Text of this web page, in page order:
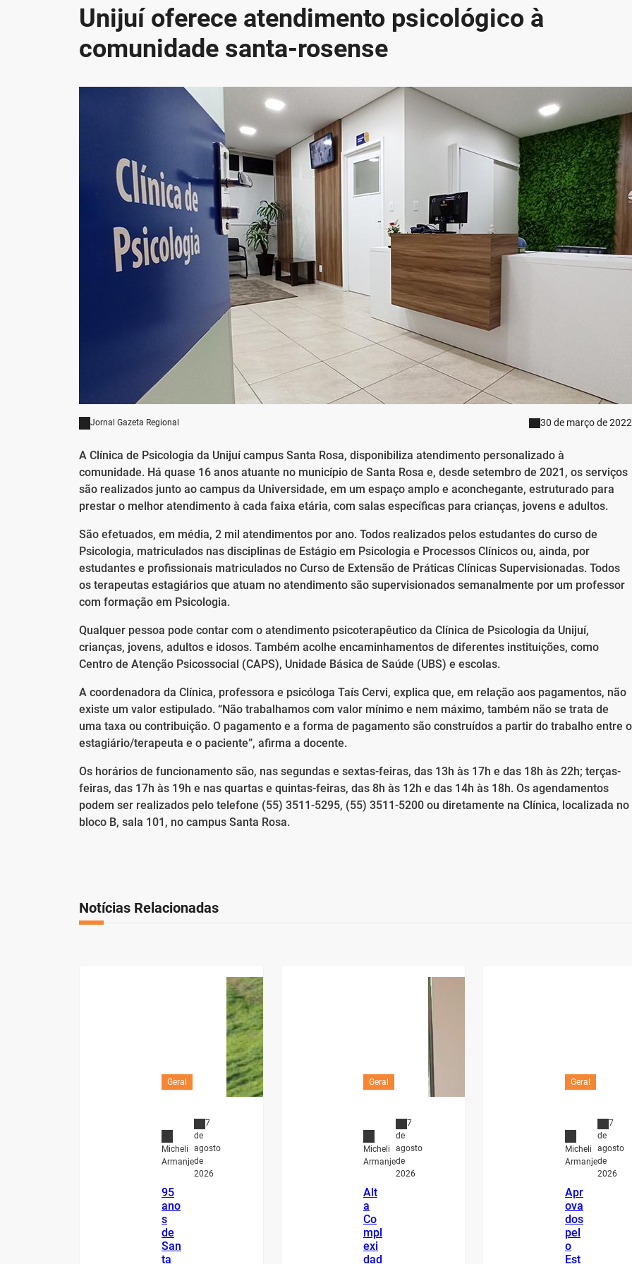
Unijuí oferece atendimento psicológico à
comunidade santa-rosense
Jornal Gazeta Regional 30 de março de 2022
A Clínica de Psicologia da Unijuí campus Santa Rosa, disponibiliza atendimento personalizado à
comunidade. Há quase 16 anos atuante no município de Santa Rosa e, desde setembro de 2021, os serviços
são realizados junto ao campus da Universidade, em um espaço amplo e aconchegante, estruturado para
prestar o melhor atendimento à cada faixa etária, com salas específicas para crianças, jovens e adultos.
São efetuados, em média, 2 mil atendimentos por ano. Todos realizados pelos estudantes do curso de
Psicologia, matriculados nas disciplinas de Estágio em Psicologia e Processos Clínicos ou, ainda, por
estudantes e profissionais matriculados no Curso de Extensão de Práticas Clínicas Supervisionadas. Todos
os terapeutas estagiários que atuam no atendimento são supervisionados semanalmente por um professor
com formação em Psicologia.
Qualquer pessoa pode contar com o atendimento psicoterapêutico da Clínica de Psicologia da Unijuí,
crianças, jovens, adultos e idosos. Também acolhe encaminhamentos de diferentes instituições, como
Centro de Atenção Psicossocial (CAPS), Unidade Básica de Saúde (UBS) e escolas.
A coordenadora da Clínica, professora e psicóloga Taís Cervi, explica que, em relação aos pagamentos, não
existe um valor estipulado. “Não trabalhamos com valor mínimo e nem máximo, também não se trata de
uma taxa ou contribuição. O pagamento e a forma de pagamento são construídos a partir do trabalho entre o
estagiário/terapeuta e o paciente”, afirma a docente.
Os horários de funcionamento são, nas segundas e sextas-feiras, das 13h às 17h e das 18h às 22h; terças-
feiras, das 17h às 19h e nas quartas e quintas-feiras, das 8h às 12h e das 14h às 18h. Os agendamentos
podem ser realizados pelo telefone (55) 3511-5295, (55) 3511-5200 ou diretamente na Clínica, localizada no
bloco B, sala 101, no campus Santa Rosa.
Notícias Relacionadas
Geral
Micheli
Armanje
7
de
agosto
de
2026
95
ano
s
de
San
ta
Geral
Micheli
Armanje
7
de
agosto
de
2026
Alt
a
Co
mpl
exi
dad
Geral
Micheli
Armanje
7
de
agosto
de
2026
Apr
ova
dos
pel
o
Est